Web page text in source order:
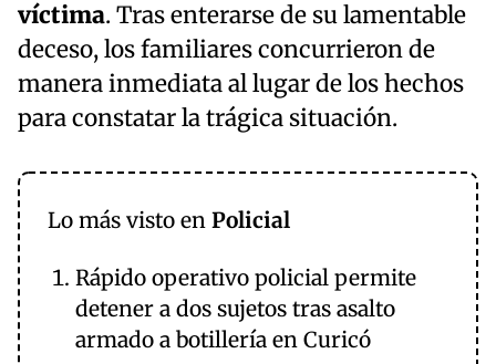
víctima. Tras enterarse de su lamentable
deceso, los familiares concurrieron de
manera inmediata al lugar de los hechos
para constatar la trágica situación.
Lo más visto en Policial
Rápido operativo policial permite
detener a dos sujetos tras asalto
armado a botillería en Curicó